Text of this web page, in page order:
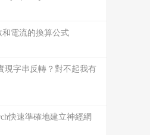
電流的換算公式
現字串反轉？對不起我有
快速準確地建立神經網